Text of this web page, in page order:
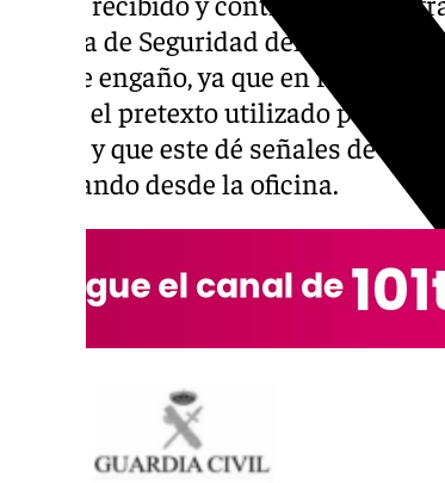
Oficina de Seguridad del
de este engaño, ya que en
que es el pretexto utilizado para
correo y que este dé señales de
detallando desde la oficina.